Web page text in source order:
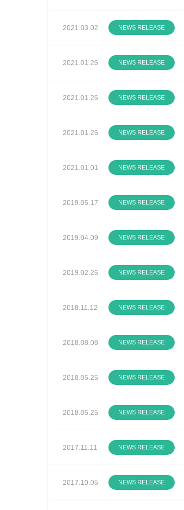
2021.03.02 NEWS RELEASE
2021.01.26 NEWS RELEASE
2021.01.26 NEWS RELEASE
2021.01.26 NEWS RELEASE
2021.01.01 NEWS RELEASE
2019.05.17 NEWS RELEASE
2019.04.09 NEWS RELEASE
2019.02.26 NEWS RELEASE
2018.11.12 NEWS RELEASE
2018.08.08 NEWS RELEASE
2018.05.25 NEWS RELEASE
2018.05.25 NEWS RELEASE
2017.11.11 NEWS RELEASE
2017.10.05 NEWS RELEASE